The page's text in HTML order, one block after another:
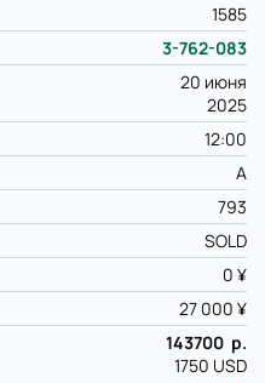
1585
3-762-083
20 июня
2025
12:00
A
793
SOLD
0 ¥
27 000 ¥
143700 р.
1750 USD